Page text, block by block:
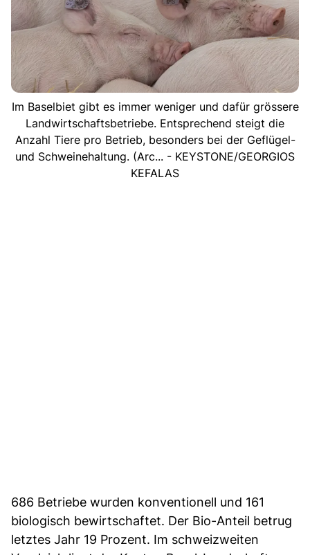
Im Baselbiet gibt es immer weniger und dafür grössere
Landwirtschaftsbetriebe. Entsprechend steigt die
Anzahl Tiere pro Betrieb, besonders bei der Geflügel-
und Schweinehaltung. (Arc... - KEYSTONE/GEORGIOS
KEFALAS
686 Betriebe wurden konventionell und 161
biologisch bewirtschaftet. Der Bio-Anteil betrug
letztes Jahr 19 Prozent. Im schweizweiten